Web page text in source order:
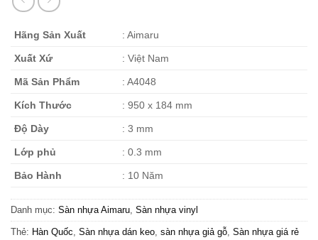
Hãng Sản Xuất : Aimaru
Xuất Xứ : Việt Nam
Mã Sản Phẩm : A4048
Kích Thước : 950 x 184 mm
Độ Dày : 3 mm
Lớp phủ : 0.3 mm
Bảo Hành : 10 Năm
Danh mục: Sàn nhựa Aimaru, Sàn nhựa vinyl
Thẻ: Hàn Quốc, Sàn nhựa dán keo, sàn nhựa giả gỗ, Sàn nhựa giá rẻ